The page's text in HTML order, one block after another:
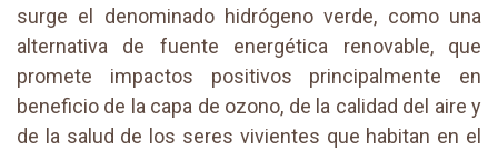
surge el denominado hidrógeno verde, como una
alternativa de fuente energética renovable, que
promete impactos positivos principalmente en
beneficio de la capa de ozono, de la calidad del aire y
de la salud de los seres vivientes que habitan en el